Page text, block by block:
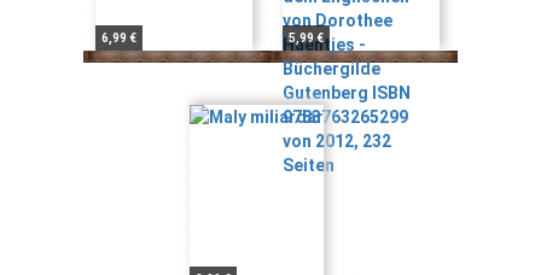
6,99 € 5,99 €